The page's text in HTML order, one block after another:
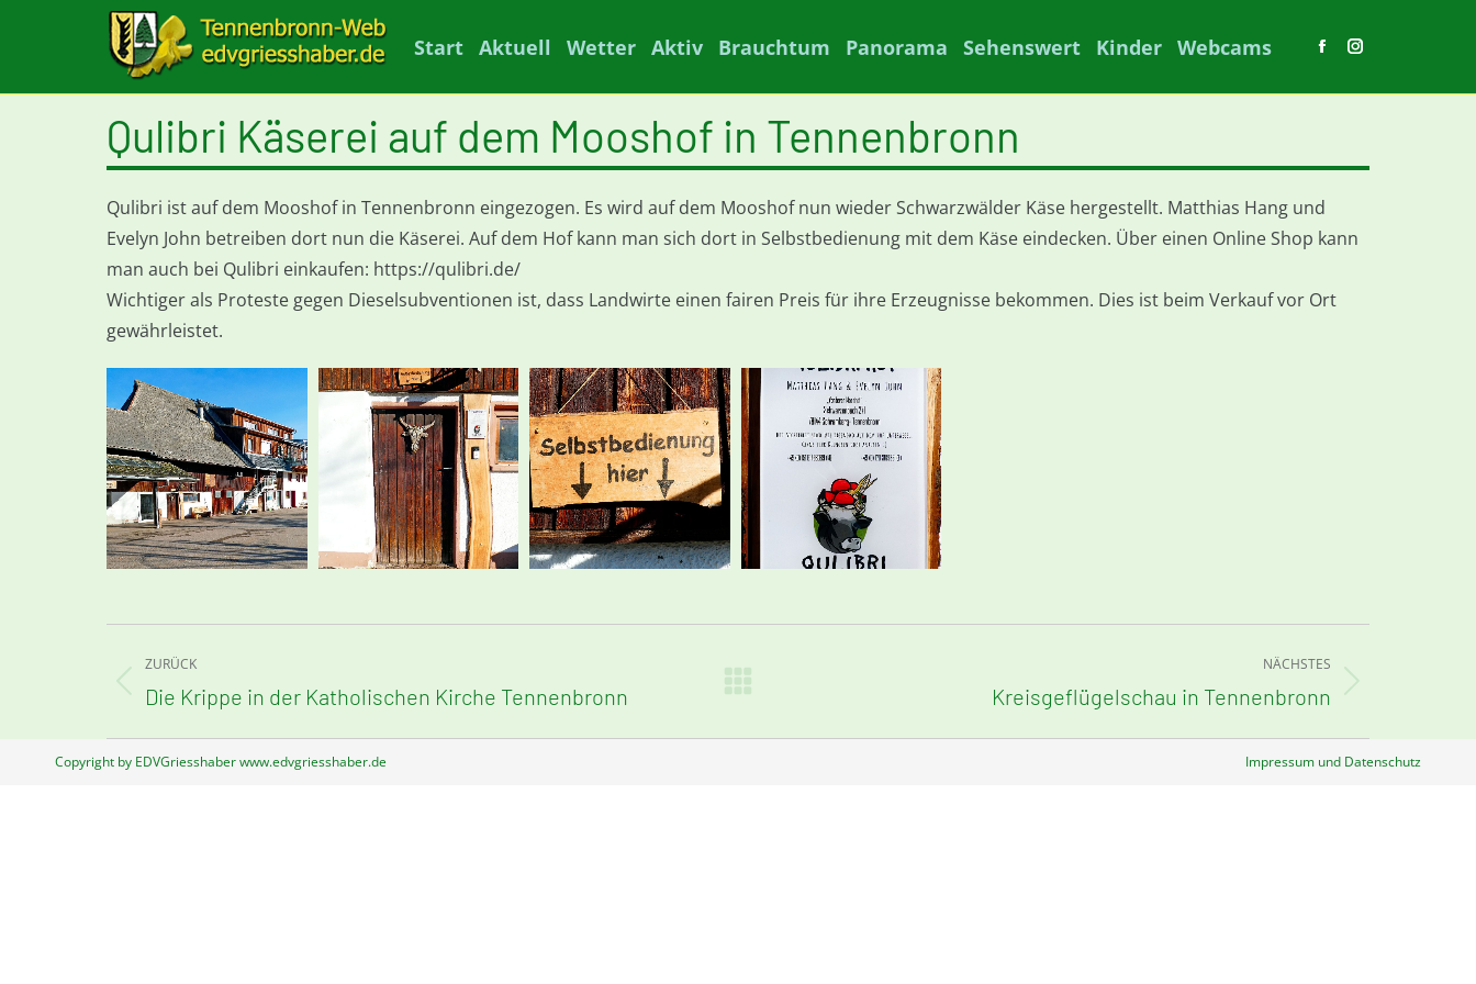
Start Aktuell Wetter Aktiv Brauchtum Panorama Sehenswert Kinder Webcams
Facebook
new
window
Instagram
new
Qulibri Käserei auf dem Mooshof in Tennenbronn
Qulibri ist auf dem Mooshof in Tennenbronn eingezogen. Es wird auf dem Mooshof nun wieder Schwarzwälder Käse hergestellt. Matthias Hang und
Evelyn John betreiben dort nun die Käserei. Auf dem Hof kann man sich dort in Selbstbedienung mit dem Käse eindecken. Über einen Online Shop kann
man auch bei Qulibri einkaufen: https://qulibri.de/
Wichtiger als Proteste gegen Dieselsubventionen ist, dass Landwirte einen fairen Preis für ihre Erzeugnisse bekommen. Dies ist beim Verkauf vor Ort
gewährleistet.
ZURÜCK
Vorheriger
Die Krippe in der Katholischen Kirche Tennenbronn
NÄCHSTES
Kreisgeflügelschau in Tennenbronn
Copyright by EDVGriesshaber www.edvgriesshaber.de Impressum und Datenschutz